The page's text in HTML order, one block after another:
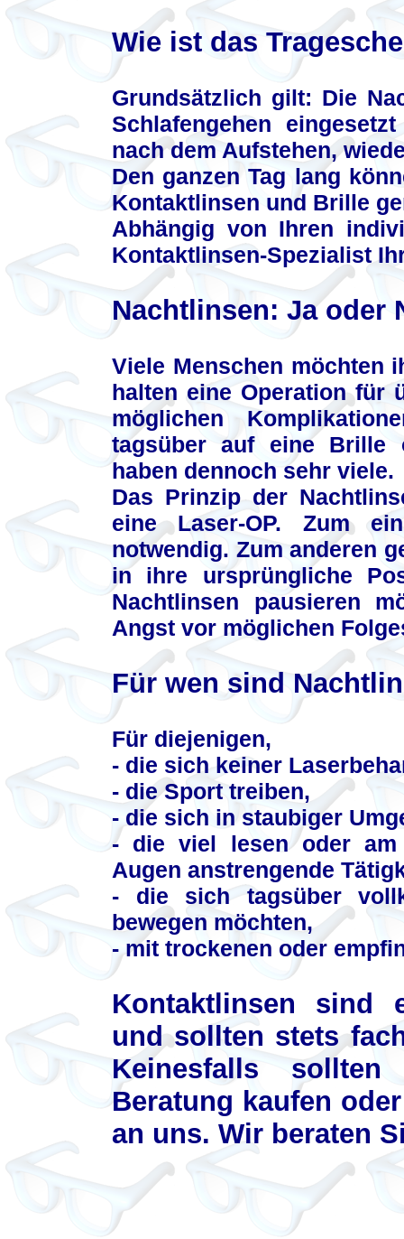
Wie ist das
Grundsätzlich gilt: Die
Schlafengehen
nach dem Aufstehen,
Den ganzen Tag lang
Kontaktlinsen und Brille
Abhängig von Ihren
Kontaktlinsen-Spezialist
Nachtlinsen: Ja oder
Viele Menschen möchten
halten eine Operation für
möglichen
tagsüber auf eine Brille
haben dennoch sehr viele.
Das Prinzip der
eine Laser-OP. Zum
notwendig. Zum anderen
in ihre ursprüngliche
Nachtlinsen pausieren
Angst vor möglichen
Für wen sind
Für diejenigen,
- die sich keiner
- die Sport treiben,
- die sich in staubiger
- die viel lesen oder
Augen anstrengende
- die sich tagsüber
bewegen möchten,
- mit trockenen oder
Kontaktlinsen sind
und sollten stets
Keinesfalls
Beratung kaufen
an uns. Wir beraten